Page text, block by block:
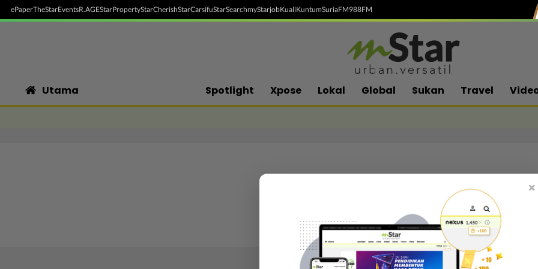
ePaperTheStarEventsR.AGEStarPropertyStarCherishStarCarsifuStarSearchmyStarjobKualiKuntumSuriaFM988FM
Utama Spotlight Xpose Lokal Global Sukan Travel
Follow media sosial kami
×